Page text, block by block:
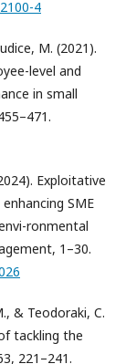
4
M. (2021).
level and
in small
Exploitative
SME
ronmental
1–30.
& Teodoraki, C.
tackling the
221–241.